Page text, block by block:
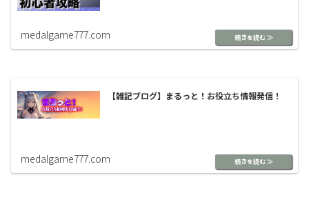
medalgame777.com
【雑記ブログ】まるっと！お役立ち情報発信！
medalgame777.com